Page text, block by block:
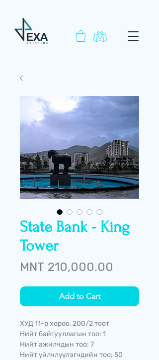
State Bank - King
Tower
MNT 210,000.00
Add to Cart
ХУД 11-р хороо, 200/2 тоот
Нийт байгууллагын тоо: 1
Нийт ажилчдын тоо: 7
Нийт үйлчлүүлэгчдийн тоо: 50